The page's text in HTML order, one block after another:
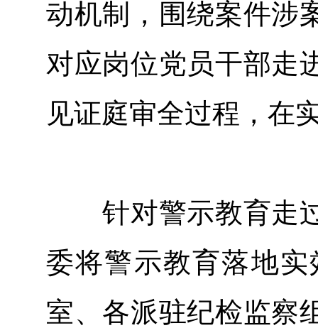
动机制，围绕案件涉
对应岗位党员干部走
见证庭审全过程，在
针对警示教育走过
委将警示教育落地
室、各派驻纪检监察